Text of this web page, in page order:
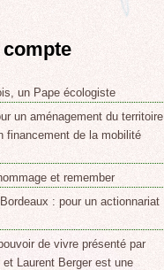
un Pape écologiste
un aménagement du territoire
financement de la mobilité
et remember
: pour un actionnariat
de vivre présenté par
et Laurent Berger est une